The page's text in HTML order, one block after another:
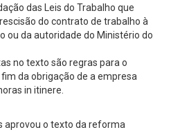
das Leis do Trabalho que
do contrato de trabalho à
ou da autoridade do Ministério do
no texto são regras para o
da obrigação de a empresa
in itinere.
aprovou o texto da reforma